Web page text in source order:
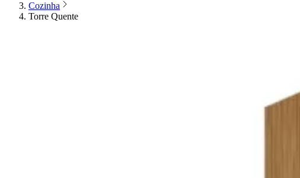
Cozinha
Torre Quente